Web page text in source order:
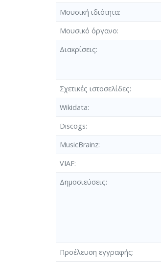
Μουσική ιδιότητα
Μουσικό όργανο
Διακρίσεις
Σχετικές ιστοσελίδες
Wikidata
Discogs
MusicBrainz
VIAF
Δημοσιεύσεις
Προέλευση εγγραφής